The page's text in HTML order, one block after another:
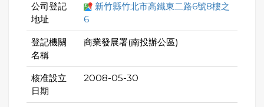
公司登記
地址
新竹縣竹北市高鐵東二路6號8樓之
6
登記機關
名稱
商業發展署(南投辦公區)
核准設立
日期
2008-05-30